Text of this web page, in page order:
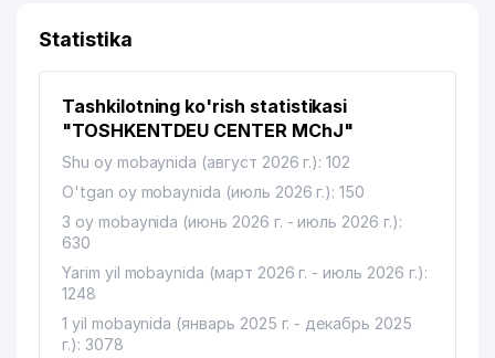
Statistika
Tashkilotning ko'rish statistikasi
"TOSHKENTDEU CENTER MChJ"
Shu oy mobaynida (август 2026 г.): 102
O'tgan oy mobaynida (июль 2026 г.): 150
3 oy mobaynida (июнь 2026 г. - июль 2026 г.):
630
Yarim yil mobaynida (март 2026 г. - июль 2026 г.):
1248
1 yil mobaynida (январь 2025 г. - декабрь 2025
г.): 3078